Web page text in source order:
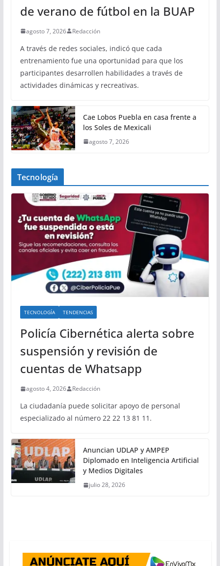
de verano de fútbol en la BUAP
agosto 7, 2026 Redacción
A través de redes sociales, indicó que cada
entrenamiento fue una oportunidad para que los
participantes desarrollen habilidades a través de
actividades dinámicas y recreativas.
Cae Lobos Puebla en casa frente a
los Soles de Mexicali
agosto 7, 2026
Tecnología
TECNOLOGÍA TENDENCIAS
Policía Cibernética alerta sobre
suspensión y revisión de
cuentas de Whatsapp
agosto 4, 2026 Redacción
La ciudadanía puede solicitar apoyo de personal
especializado al número 22 22 13 81 11.
Anuncian UDLAP y AMPEP
Diplomado en Inteligencia Artificial
y Medios Digitales
julio 28, 2026